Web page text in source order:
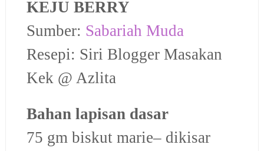
KEJU BERRY
Sumber: Sabariah Muda
Resepi: Siri Blogger Masakan
Kek @ Azlita
Bahan lapisan dasar
75 gm biskut marie– dikisar